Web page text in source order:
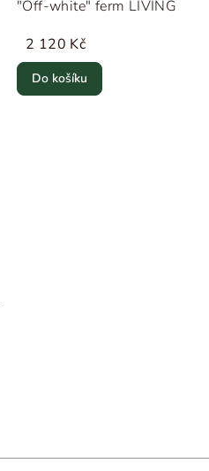
"Off-white" ferm LIVING
2 120 Kč
Do košíku